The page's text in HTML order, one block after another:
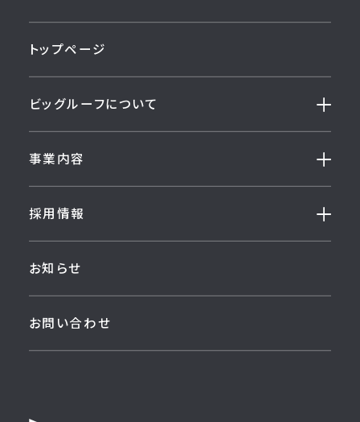
トップページ
ビッグルーフについて
事業内容
採用情報
お知らせ
お問い合わせ